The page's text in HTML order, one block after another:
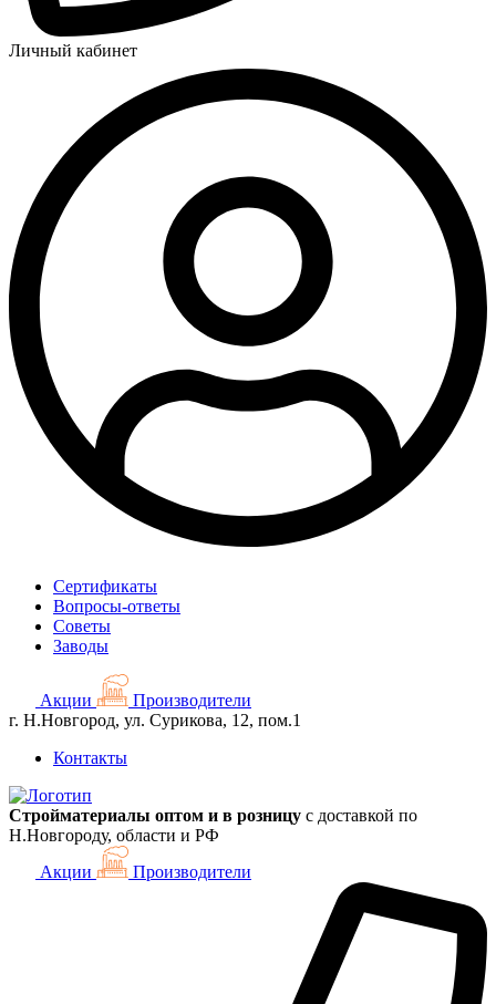
Личный кабинет
Сертификаты
Вопросы-ответы
Советы
Заводы
Акции
Производители
г. Н.Новгород, ул. Сурикова, 12, пом.1
Контакты
Стройматериалы оптом и в розницу с доставкой по
Н.Новгороду, области и РФ
Акции
Производители